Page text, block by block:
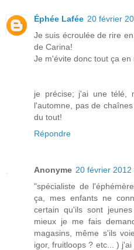
Éphée Lafée 20 février
Je suis écroulée de rire
de Carina!
Je m'évite donc tout ça
je précise; j'ai une télé,
l'automne, pas de
du tout!
Répondre
Anonyme 20 février 2012
"spécialiste de
ça, mes enfants ne
certain qu'ils sont
mieux je me fais
magasins, même s'ils
igor, fruitloops ? etc... )